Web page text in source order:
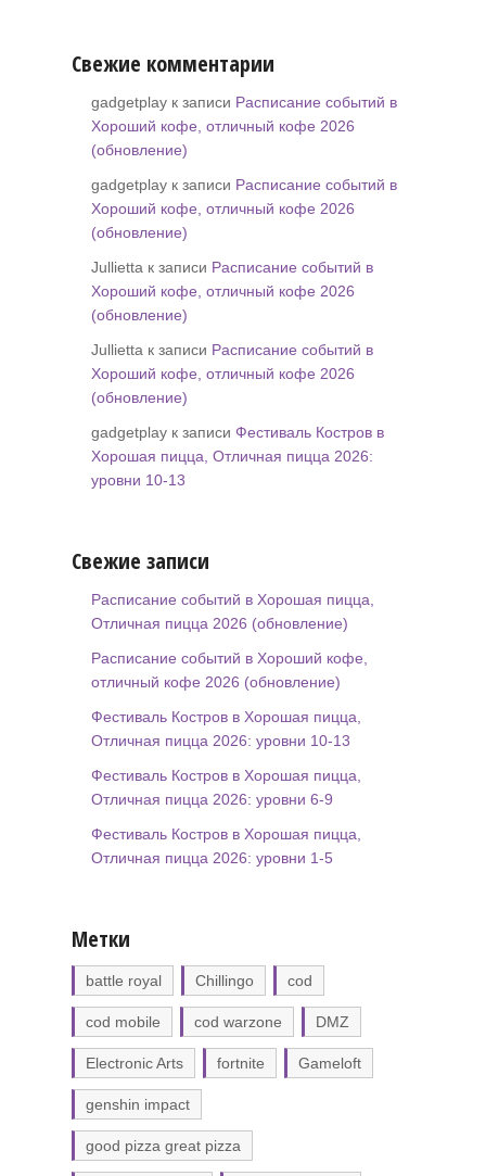
Свежие комментарии
gadgetplay к записи Расписание событий в
Хороший кофе, отличный кофе 2026
(обновление)
gadgetplay к записи Расписание событий в
Хороший кофе, отличный кофе 2026
(обновление)
Jullietta к записи Расписание событий в
Хороший кофе, отличный кофе 2026
(обновление)
Jullietta к записи Расписание событий в
Хороший кофе, отличный кофе 2026
(обновление)
gadgetplay к записи Фестиваль Костров в
Хорошая пицца, Отличная пицца 2026:
уровни 10-13
Свежие записи
Расписание событий в Хорошая пицца,
Отличная пицца 2026 (обновление)
Расписание событий в Хороший кофе,
отличный кофе 2026 (обновление)
Фестиваль Костров в Хорошая пицца,
Отличная пицца 2026: уровни 10-13
Фестиваль Костров в Хорошая пицца,
Отличная пицца 2026: уровни 6-9
Фестиваль Костров в Хорошая пицца,
Отличная пицца 2026: уровни 1-5
Метки
battle royal Chillingo cod
cod mobile cod warzone DMZ
Electronic Arts fortnite Gameloft
genshin impact
good pizza great pizza